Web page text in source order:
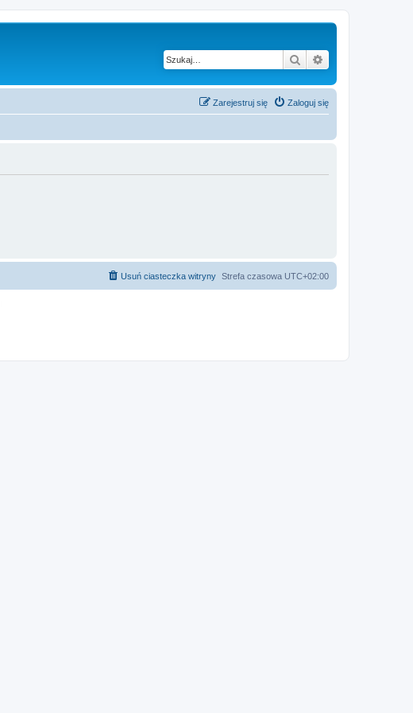
Szukaj
Zaloguj się
Zarejestruj się
Strefa czasowa UTC+02:00
Usuń ciasteczka witryny